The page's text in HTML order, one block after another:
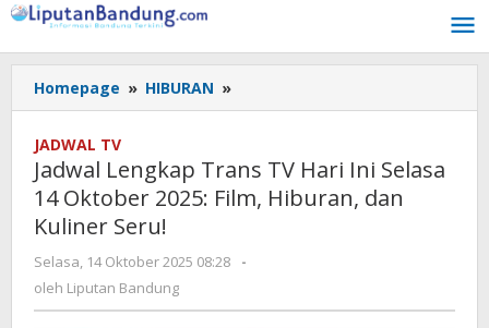
Lewati
konten
Homepage » HIBURAN »
Lengkap
Hari
Ini
Oktober
Film,
JADWAL TV
Jadwal Lengkap Trans TV Hari Ini Selasa
14 Oktober 2025: Film, Hiburan, dan
Kuliner Seru!
Selasa, 14 Oktober 2025 08:28
oleh
-
oleh Liputan Bandung